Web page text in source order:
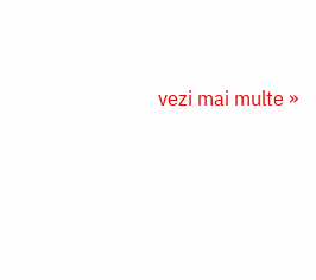
vezi mai multe »